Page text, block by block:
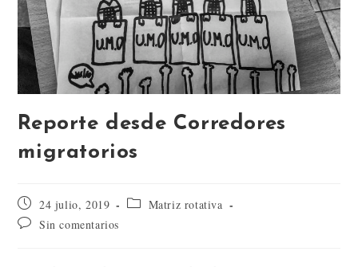
Reporte desde Corredores
migratorios
24 julio, 2019
Matriz rotativa
Sin comentarios